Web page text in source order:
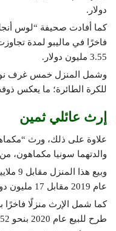
دولار.
كما أفادت صحيفة “لوس
3.55 مليون دولار.
وشمل المنزل خمس غرف
للكرة الطائرة؛ ما يعكس
إرث عائلي ثمين
علاوة على ذلك، ورث
والدتهما سونيا مكماهون،
عام 2019 مقابل 17 مليون دولار، وتقاسم الأشقاء العائدات المالية.
كما شمل الإرث منزلًا فاخرًا
طرح للبيع عام 2020 بنحو 6.52 مليون دولار.